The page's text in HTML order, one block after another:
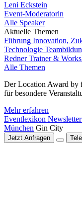
Leni Eckstein
Event-Moderatorin
Alle Speaker
Aktuelle Themen
Führung Innovation,
Technologie
RednerTrainer &
Alle Themen
Der Location Award by
für besondere
Mehr erfahren
Eventlexikon Newsletter
München Gin City
Jetzt Anfragen